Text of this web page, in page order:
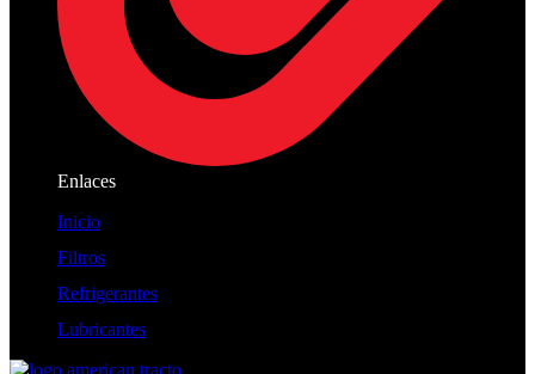
Enlaces
Inicio
Filtros
Refrigerantes
Lubricantes